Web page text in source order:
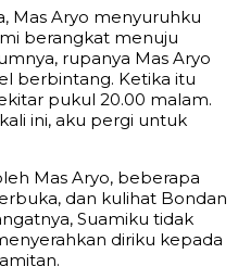
Mas Aryo menyuruhku
berangkat menuju
rupanya Mas Aryo
berbintang. Ketika itu
pukul 20.00 malam.
ini, aku pergi untuk
Mas Aryo, beberapa
dan kulihat Bondan
Suamiku tidak
diriku kepada